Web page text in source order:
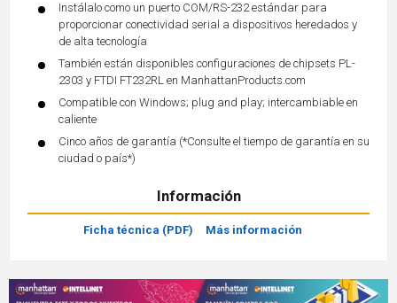
Instálalo como un puerto COM/RS-232 estándar para
proporcionar conectividad serial a dispositivos heredados y
de alta tecnología
También están disponibles configuraciones de chipsets PL-
2303 y FTDI FT232RL en ManhattanProducts.com
Compatible con Windows; plug and play; intercambiable en
caliente
Cinco años de garantía (*Consulte el tiempo de garantía en su
ciudad o país*)
Información
Ficha técnica (PDF) Más información